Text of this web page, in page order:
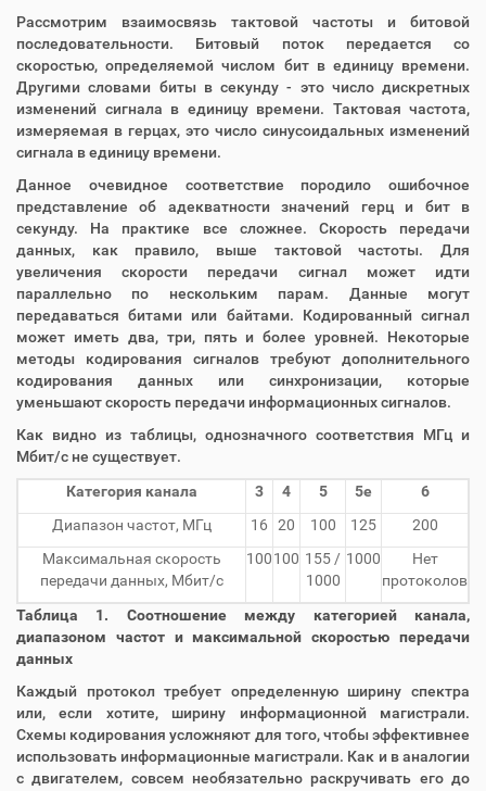
Рассмотрим взаимосвязь тактовой частоты и битовой
последовательности. Битовый поток передается со
скоростью, определяемой числом бит в единицу времени.
Другими словами биты в секунду - это число дискретных
изменений сигнала в единицу времени. Тактовая частота,
измеряемая в герцах, это число синусоидальных изменений
сигнала в единицу времени.
Данное очевидное соответствие породило ошибочное
представление об адекватности значений герц и бит в
секунду. На практике все сложнее. Скорость передачи
данных, как правило, выше тактовой частоты. Для
увеличения скорости передачи сигнал может идти
параллельно по нескольким парам. Данные могут
передаваться битами или байтами. Кодированный сигнал
может иметь два, три, пять и более уровней. Некоторые
методы кодирования сигналов требуют дополнительного
кодирования данных или синхронизации, которые
уменьшают скорость передачи информационных сигналов.
Как видно из таблицы, однозначного соответствия МГц и
Мбит/с не существует.
Категория канала
3 4 5 5е
6
Диапазон частот, МГц
16 20 100 125
200
Максимальная скорость
передачи данных, Мбит/с
100100 155 /
1000
1000
Нет
протоколов
Таблица 1. Соотношение между категорией канала,
диапазоном частот и максимальной скоростью передачи
данных
Каждый протокол требует определенную ширину спектра
или, если хотите, ширину информационной магистрали.
Схемы кодирования усложняют для того, чтобы эффективнее
использовать информационные магистрали. Как и в аналогии
с двигателем, совсем необязательно раскручивать его до